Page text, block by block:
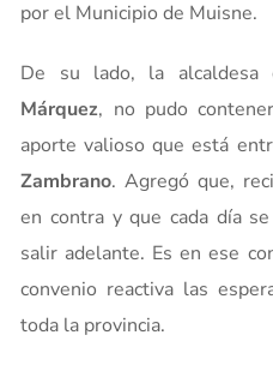
por el Municipio de Muisne.
De su lado, la
Márquez, no pudo
aporte valioso que está
Zambrano. Agregó que,
en contra y que cada día
salir adelante. Es en ese
convenio reactiva las
toda la provincia.